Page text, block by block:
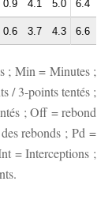
0.9 4.1 5.0 6.4
0.6 3.7 4.3 6.6
; Min = Minutes ;
/ 3-points tentés ;
; Off = rebond
rebonds ; Pd =
= Interceptions ;